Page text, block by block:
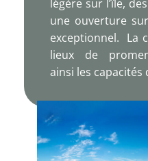
légère sur l’île,
une ouverture
exceptionnel. La
lieux de
ainsi les capacités